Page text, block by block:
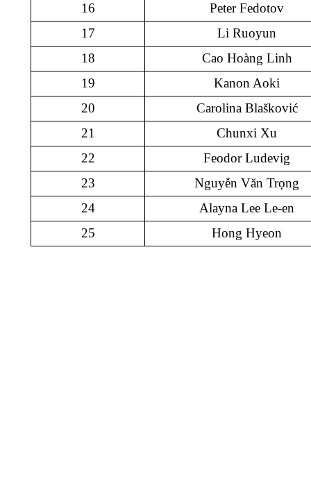
16
Peter Fedotov
17
Li Ruoyun
18
Cao Hoàng Linh
19
Kanon Aoki
20
Carolina Blašković
21
Chunxi Xu
22
Feodor Ludevig
23
Nguyễn Văn Trọng
24
Alayna Lee Le-en
25
Hong Hyeon